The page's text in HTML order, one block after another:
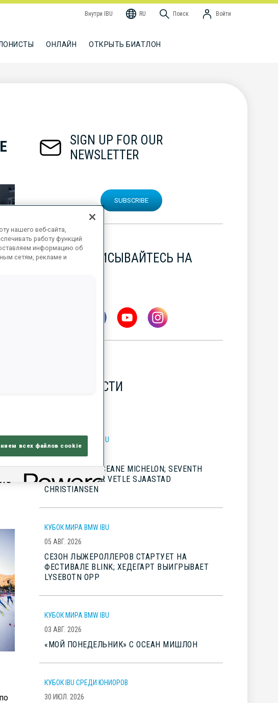
Внутри IBU RU Поиск Войти
ОНЛАЙН ОТКРЫТЬ БИАТЛОН
SIGN UP FOR OUR
NEWSLETTER
SUBSCRIBE
ПОДПИСЫВАЙТЕСЬ НА
НОВОСТИ
КУБОК МИРА BMW IBU
BIG WINS FOR OCEANE MICHELON; SEVENTH
BLINK TITLE FOR VETLE SJAASTAD
CHRISTIANSEN
КУБОК МИРА BMW IBU
05 АВГ. 2026
СЕЗОН ЛЫЖЕРОЛЛЕРОВ СТАРТУЕТ НА
ФЕСТИВАЛЕ BLINK; ХЕДЕГАРТ ВЫИГРЫВАЕТ
LYSEBOTN OPP
КУБОК МИРА BMW IBU
03 АВГ. 2026
«МОЙ ПОНЕДЕЛЬНИК» С ОСЕАН МИШЛОН
КУБОК IBU СРЕДИ ЮНИОРОВ
30 ИЮЛ. 2026
нашего веб-сайта,
работу функций
информацию об
сетям, рекламе и
всех файлов cookie